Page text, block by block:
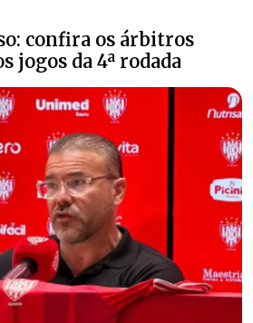
confira os árbitros
jogos da 4ª rodada